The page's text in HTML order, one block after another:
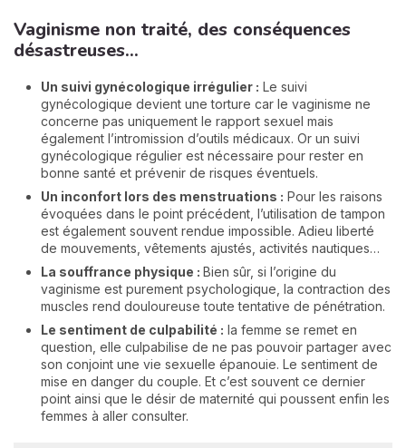
Vaginisme non traité, des conséquences
désastreuses...
Un suivi gynécologique irrégulier : Le suivi
gynécologique devient une torture car le vaginisme ne
concerne pas uniquement le rapport sexuel mais
également l’intromission d’outils médicaux. Or un suivi
gynécologique régulier est nécessaire pour rester en
bonne santé et prévenir de risques éventuels.
Un inconfort lors des menstruations : Pour les raisons
évoquées dans le point précédent, l’utilisation de tampon
est également souvent rendue impossible. Adieu liberté
de mouvements, vêtements ajustés, activités nautiques…
La souffrance physique : Bien sûr, si l’origine du
vaginisme est purement psychologique, la contraction des
muscles rend douloureuse toute tentative de pénétration.
Le sentiment de culpabilité : la femme se remet en
question, elle culpabilise de ne pas pouvoir partager avec
son conjoint une vie sexuelle épanouie. Le sentiment de
mise en danger du couple. Et c’est souvent ce dernier
point ainsi que le désir de maternité qui poussent enfin les
femmes à aller consulter.